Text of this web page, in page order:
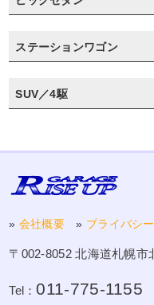
ステーションワゴン
SUV／4駆
» 会社概要 » プライバシ
〒002-8052 北海道札幌
Tel：011-775-1155